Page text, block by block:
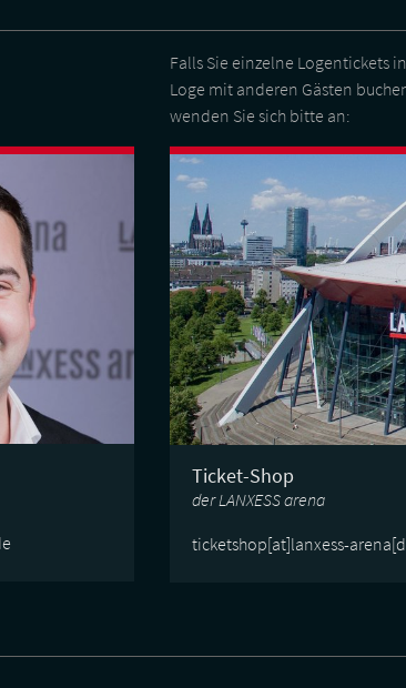
Falls Sie einzelne Logentickets
Loge mit anderen Gästen
wenden Sie sich bitte an:
Ticket-Shop
der LANXESS arena
ticketshop[at]lanxess-